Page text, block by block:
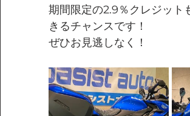
期間限定の2.9％クレジット
きるチャンスです！
ぜひお見逃しなく！